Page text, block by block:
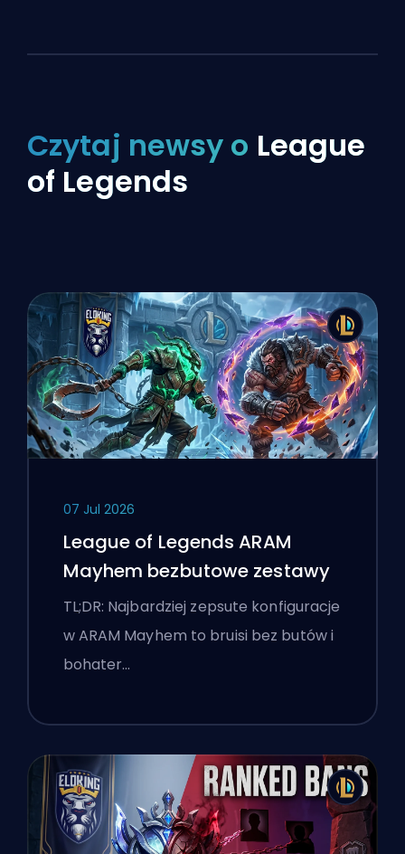
Czytaj newsy o League
of Legends
07 Jul 2026
League of Legends ARAM
Mayhem bezbutowe zestawy
TL;DR: Najbardziej zepsute konfiguracje
w ARAM Mayhem to bruisi bez butów i
bohater…